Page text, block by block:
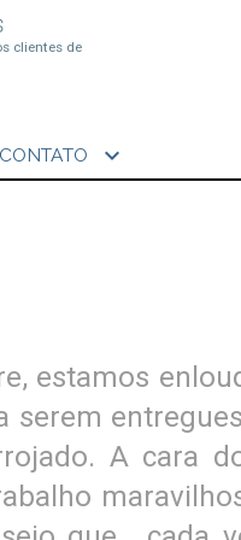
clientes de
CONTATO expand_more
estamos
serem
A cara